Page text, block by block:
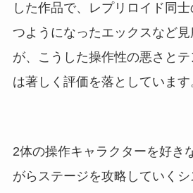
した作品で、レプリロイド同
つようになったエックスなど
が、こうした操作性の悪さと
は著しく評価を落としています
2体の操作キャラクターを好き
がらステージを攻略していく